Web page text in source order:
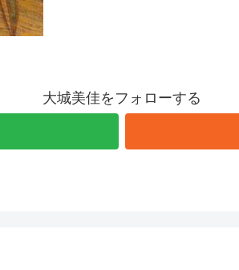
大城美佳をフォローする